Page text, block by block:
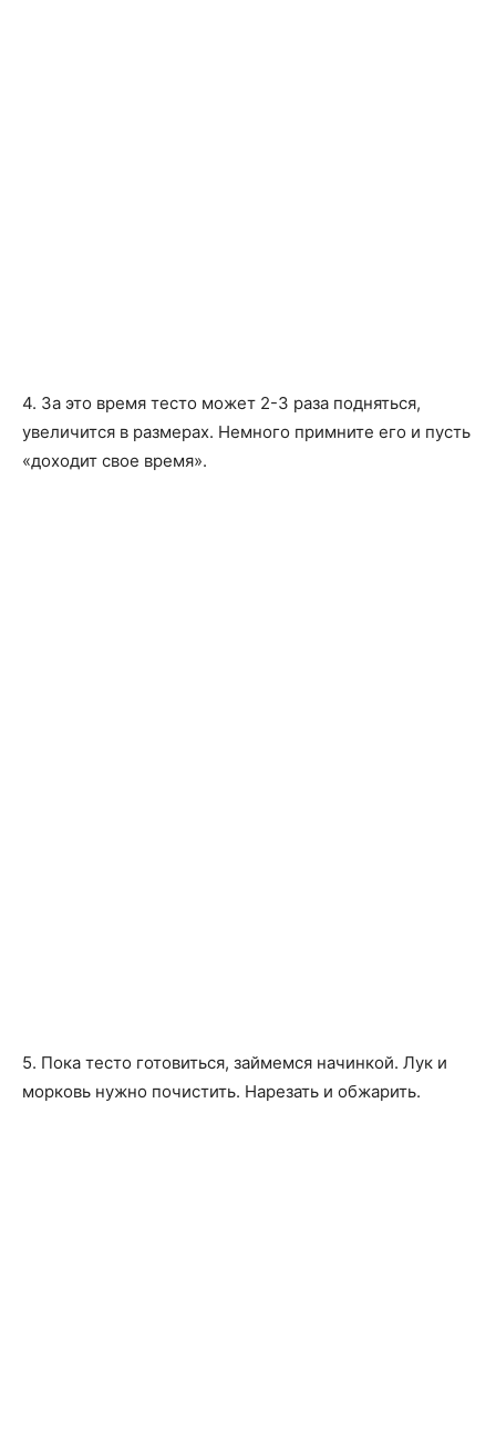
4. За это время тесто может 2-3 раза подняться,
увеличится в размерах. Немного примните его и пусть
«доходит свое время».
5. Пока тесто готовиться, займемся начинкой. Лук и
морковь нужно почистить. Нарезать и обжарить.